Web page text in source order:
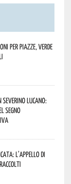
per piazze, verde
Lucano:
segno
l’appello di